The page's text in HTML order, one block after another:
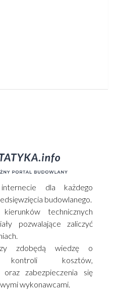
dla każdego
budowlanego.
technicznych
pozwalające zaliczyć
zdobędą wiedzę o
kontroli kosztów,
oraz zabezpieczenia się
wykonawcami.